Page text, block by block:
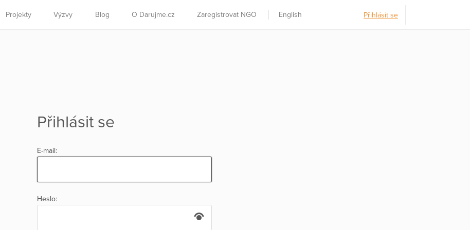
Projekty Výzvy Blog O Darujme.cz Zaregistrovat NGO English Přihlásit se
Přihlásit se
E-mail:
Heslo: